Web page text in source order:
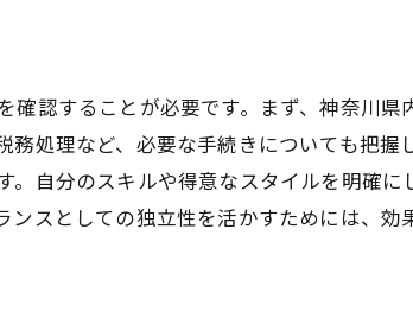
認することが必要です。まず、神奈川
処理など、必要な手続きについても把
自分のスキルや得意なスタイルを明確
スとしての独立性を活かすためには、